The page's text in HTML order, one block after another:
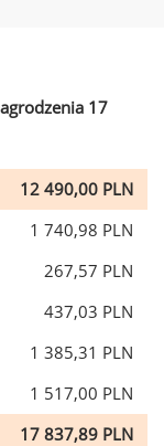
17
12 490,00 PLN
1 740,98 PLN
267,57 PLN
437,03 PLN
1 385,31 PLN
1 517,00 PLN
17 837,89 PLN